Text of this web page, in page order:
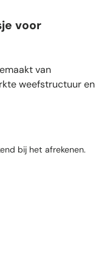
voor
van
weefstructuur en
bij het afrekenen.